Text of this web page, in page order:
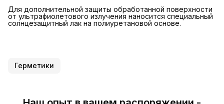
Для дополнительной защиты обработанной поверхности
от ультрафиолетового излучения наносится специальный
солнцезащитный лак на полиуретановой основе.
Герметики